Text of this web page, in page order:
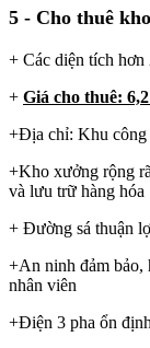
5 - Cho thuê
+ Các diện tích hơn
+ Giá cho thuê:
+Địa chỉ: Khu công
+Kho xưởng rộng
và lưu trữ hàng hóa
+ Đường sá thuận
+An ninh đảm bảo,
nhân viên
+Điện 3 pha ổn